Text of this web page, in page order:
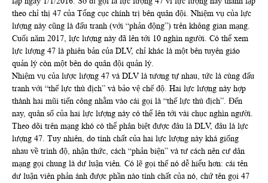
theo chỉ thị 47 của Tổng cục chính trị bên quân đội. Nhiệm vụ của lực
lượng này cũng là đấu tranh (với “phản động”) trên không gian mạng.
Cuối năm 2017, lực lượng này đã lên tới 10 nghìn người. Có thể xem
lực lượng 47 là phiên bản của DLV, chỉ khác là một bên tuyên giáo
quản lý còn một bên do quân đội quản lý.
Nhiệm vụ của lược lượng 47 và DLV là tương tự nhau, tức là cùng đấu
tranh với “thế lực thù địch” và bảo vệ chế độ. Hai lực lượng này hợp
thành hai mũi tiến công nhằm vào cái gọi là “thế lực thù địch”. Đến
nay, quân số của hai lực lượng này có thể lên tới vài chục nghìn người.
Theo dõi trên mạng khó có thể phân biệt được đâu là DLV, đâu là lực
lượng 47. Tuy nhiên, do tính chất của hai lực lượng này khá giống
nhau về trình độ, nhận thức, cách “phản biện” và tư cách nên cư dân
mạng gọi chung là dư luận viên. Có lẽ gọi thế nó dễ hiểu hơn: cái tên
dư luận viên phản ánh được phần nào tính chất của nó, chứ tên gọi 47